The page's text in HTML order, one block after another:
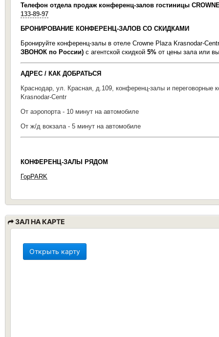
Телефон отдела продаж конференц-залов гостиницы
133-89-97
БРОНИРОВАНИЕ КОНФЕРЕНЦ-ЗАЛОВ СО СКИДКАМИ
Бронируйте конференц-залы в отеле Сrowne Plaza Krasnodar-Centr
ЗВОНОК по России) с агентской скидкой 5% от цены зала или
АДРЕС / КАК ДОБРАТЬСЯ
Краснодар, ул. Красная, д.109, конференц-залы и переговорные
Krasnodar-Centr
От аэропорта - 10 минут на автомобиле
От ж/д вокзала - 5 минут на автомобиле
КОНФЕРЕНЦ-ЗАЛЫ РЯДОМ
ГорPARK
ЗАЛ НА КАРТЕ
Открыть карту